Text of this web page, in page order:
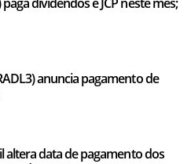
anuncia pagamento de
altera data de pagamento dos